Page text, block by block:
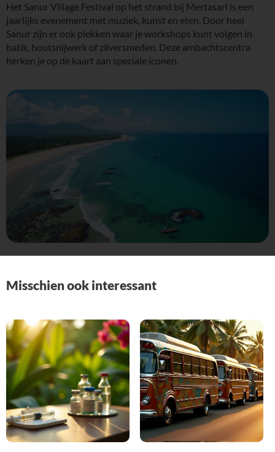
Het Sanur Village Festival op het strand bij Mertasari is een
jaarlijks evenement met muziek, kunst en eten. Door heel
Sanur zijn er ook plekken waar je workshops kunt volgen in
batik, houtsnijwerk of zilversmeden. Deze ambachtscentra
herken je op de kaart aan speciale iconen.
Misschien ook interessant